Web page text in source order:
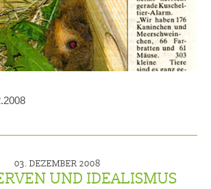
03. DEZEMBER 2008
UND IDEALISMUS